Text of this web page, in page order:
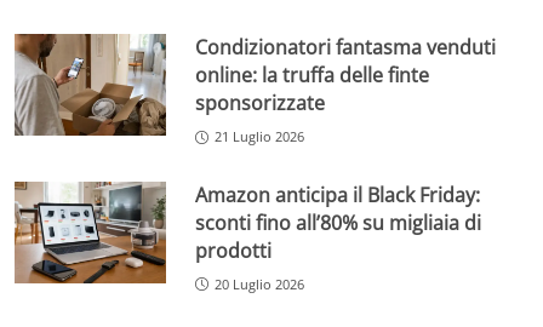
Condizionatori fantasma venduti
online: la truffa delle finte
sponsorizzate
21 Luglio 2026
Amazon anticipa il Black Friday:
sconti fino all’80% su migliaia di
prodotti
20 Luglio 2026